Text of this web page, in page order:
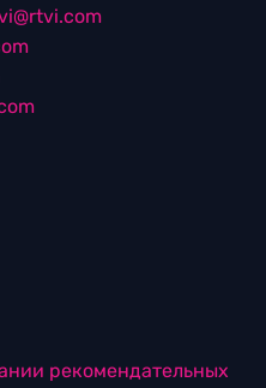
рекомендательных